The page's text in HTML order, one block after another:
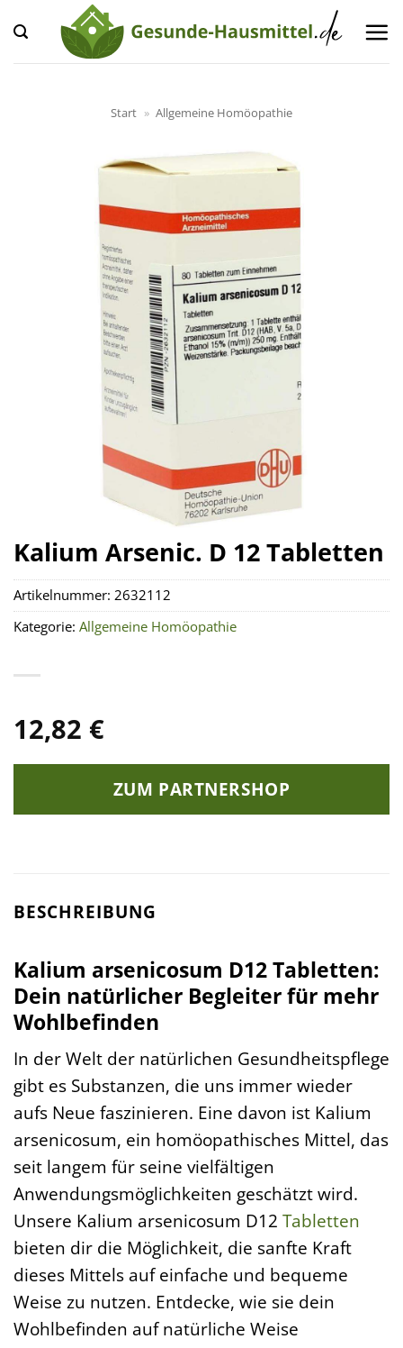
Inhalt
springen
Start » Allgemeine Homöopathie
Kalium Arsenic. D 12 Tabletten
12,82 €
ZUM PARTNERSHOP
Artikelnummer: 2632112
Kategorie: Allgemeine Homöopathie
BESCHREIBUNG
Kalium arsenicosum D12 Tabletten:
Dein natürlicher Begleiter für mehr
Wohlbefinden
In der Welt der natürlichen Gesundheitspflege
gibt es Substanzen, die uns immer wieder
aufs Neue faszinieren. Eine davon ist Kalium
arsenicosum, ein homöopathisches Mittel, das
seit langem für seine vielfältigen
Anwendungsmöglichkeiten geschätzt wird.
Unsere Kalium arsenicosum D12 Tabletten
bieten dir die Möglichkeit, die sanfte Kraft
dieses Mittels auf einfache und bequeme
Weise zu nutzen. Entdecke, wie sie dein
Wohlbefinden auf natürliche Weise